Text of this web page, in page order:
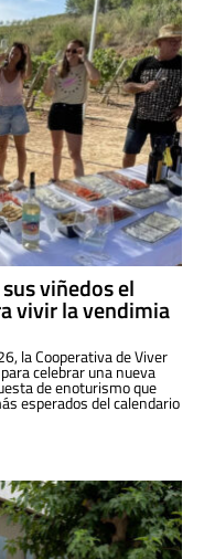
viñedos el
vivir la vendimia
la Cooperativa de Viver
celebrar una nueva
de enoturismo que
esperados del calendario